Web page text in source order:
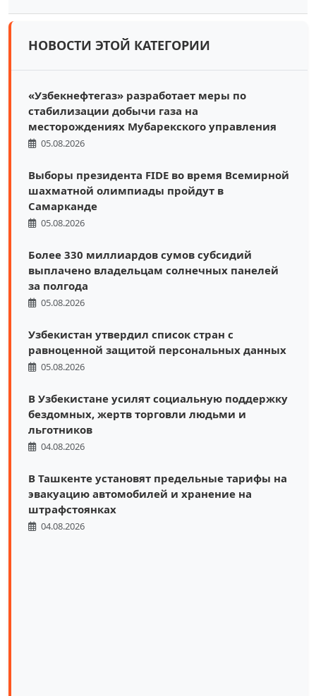
НОВОСТИ ЭТОЙ КАТЕГОРИИ
«Узбекнефтегаз» разработает меры по
стабилизации добычи газа на
месторождениях Мубарекского управления
05.08.2026
Выборы президента FIDE во время Всемирной
шахматной олимпиады пройдут в
Самарканде
05.08.2026
Более 330 миллиардов сумов субсидий
выплачено владельцам солнечных панелей
за полгода
05.08.2026
Узбекистан утвердил список стран с
равноценной защитой персональных данных
05.08.2026
В Узбекистане усилят социальную поддержку
бездомных, жертв торговли людьми и
льготников
04.08.2026
В Ташкенте установят предельные тарифы на
эвакуацию автомобилей и хранение на
штрафстоянках
04.08.2026